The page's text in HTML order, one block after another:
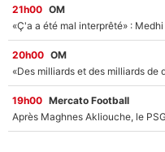
21h00 OM
20h00 OM
19h00 Mercato Football